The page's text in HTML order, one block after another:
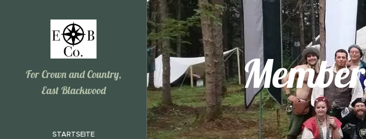
For Crown and Country,
East Blackwood
STARTSEITE